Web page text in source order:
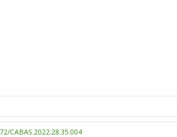
CABAS.2022.28.35.004